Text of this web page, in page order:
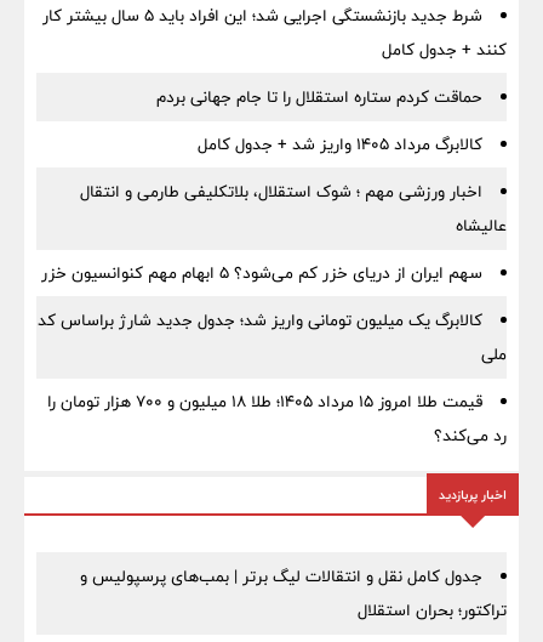
شرط جدید بازنشستگی اجرایی شد؛ این افراد باید ۵ سال بیشتر کار
کنند + جدول کامل
حماقت کردم ستاره استقلال را تا جام جهانی بردم
کالابرگ مرداد ۱۴۰۵ واریز شد + جدول کامل
اخبار ورزشی مهم ؛ شوک استقلال، بلاتکلیفی طارمی و انتقال
عالیشاه
سهم ایران از دریای خزر کم می‌شود؟ ۵ ابهام مهم کنوانسیون خزر
کالابرگ یک میلیون تومانی واریز شد؛ جدول جدید شارژ براساس کد
ملی
قیمت طلا امروز ۱۵ مرداد ۱۴۰۵؛ طلا ۱۸ میلیون و ۷۰۰ هزار تومان را
رد می‌کند؟
اخبار پربازدید
جدول کامل نقل و انتقالات لیگ برتر | بمب‌های پرسپولیس و
تراکتور؛ بحران استقلال